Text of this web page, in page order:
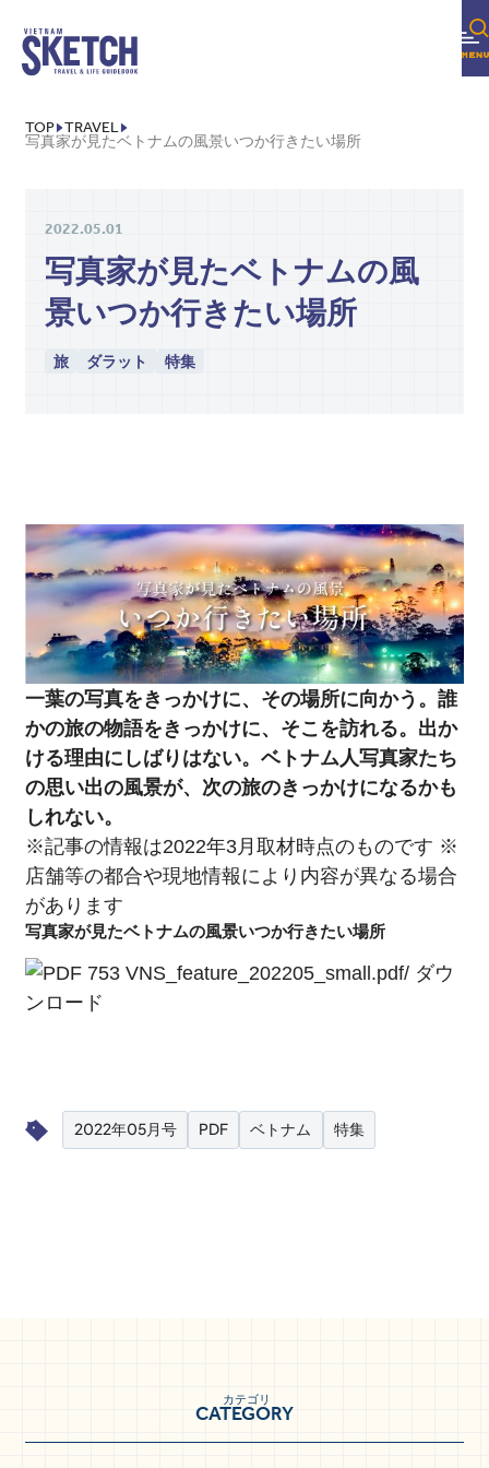
2026年08月
学校＆習い事
病院
グルメ
美容
不動産・内装・引越し
COLUMN
EDITOR'S PICK
FEATURE
SERIES
TOP TRAVEL
写真家が見たベトナムの風景いつか行きたい場所
2022.05.01
写真家が見たベトナムの風
景いつか行きたい場所
旅 ダラット 特集
一葉の写真をきっかけに、その場所に向かう。誰
かの旅の物語をきっかけに、そこを訪れる。出か
ける理由にしばりはない。ベトナム人写真家たち
の思い出の風景が、次の旅のきっかけになるかも
しれない。
※記事の情報は2022年3月取材時点のものです ※
店舗等の都合や現地情報により内容が異なる場合
があります
写真家が見たベトナムの風景いつか行きたい場所
753 VNS_feature_202205_small.pdf/ ダウ
ンロード
2022年05月号 PDF ベトナム 特集
CATEGORY
カテゴリ